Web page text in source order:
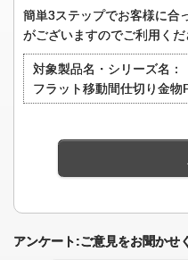
簡単3ステップでお客様に合
がございますのでご利用くだ
対象製品名・シリーズ名：
フラット移動間仕切り金物
アンケート:ご意見をお聞かせ